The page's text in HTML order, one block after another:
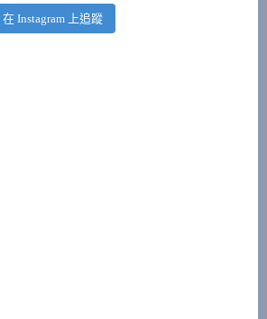
在 Instagram 上追蹤